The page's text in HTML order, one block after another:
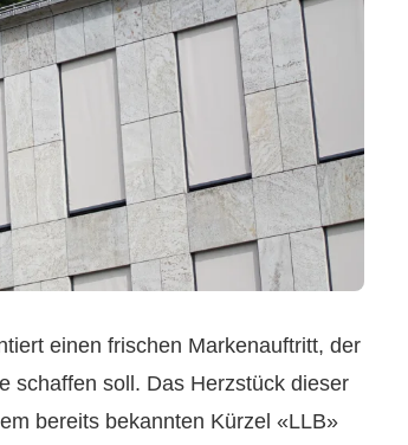
einen frischen Markenauftritt, der
schaffen soll. Das Herzstück dieser
bereits bekannten Kürzel «LLB»